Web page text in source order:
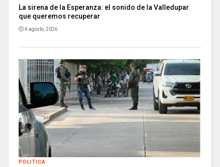
La sirena de la Esperanza: el sonido de la Valledupar
que queremos recuperar
4 agosto, 2026
POLITICA